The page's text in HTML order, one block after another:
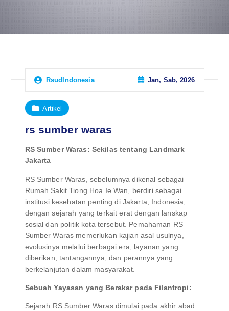
RsudIndonesia Jan, Sab, 2026
Artikel
rs sumber waras
RS Sumber Waras: Sekilas tentang Landmark
Jakarta
RS Sumber Waras, sebelumnya dikenal sebagai
Rumah Sakit Tiong Hoa Ie Wan, berdiri sebagai
institusi kesehatan penting di Jakarta, Indonesia,
dengan sejarah yang terkait erat dengan lanskap
sosial dan politik kota tersebut. Pemahaman RS
Sumber Waras memerlukan kajian asal usulnya,
evolusinya melalui berbagai era, layanan yang
diberikan, tantangannya, dan perannya yang
berkelanjutan dalam masyarakat.
Sebuah Yayasan yang Berakar pada Filantropi:
Sejarah RS Sumber Waras dimulai pada akhir abad